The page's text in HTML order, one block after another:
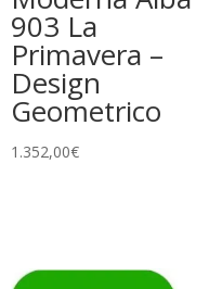
903 La
Primavera –
Design
Geometrico
1.352,00€